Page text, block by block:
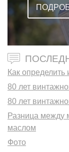
Как определить
80 лет
80 лет
Разница между
маслом
Фото